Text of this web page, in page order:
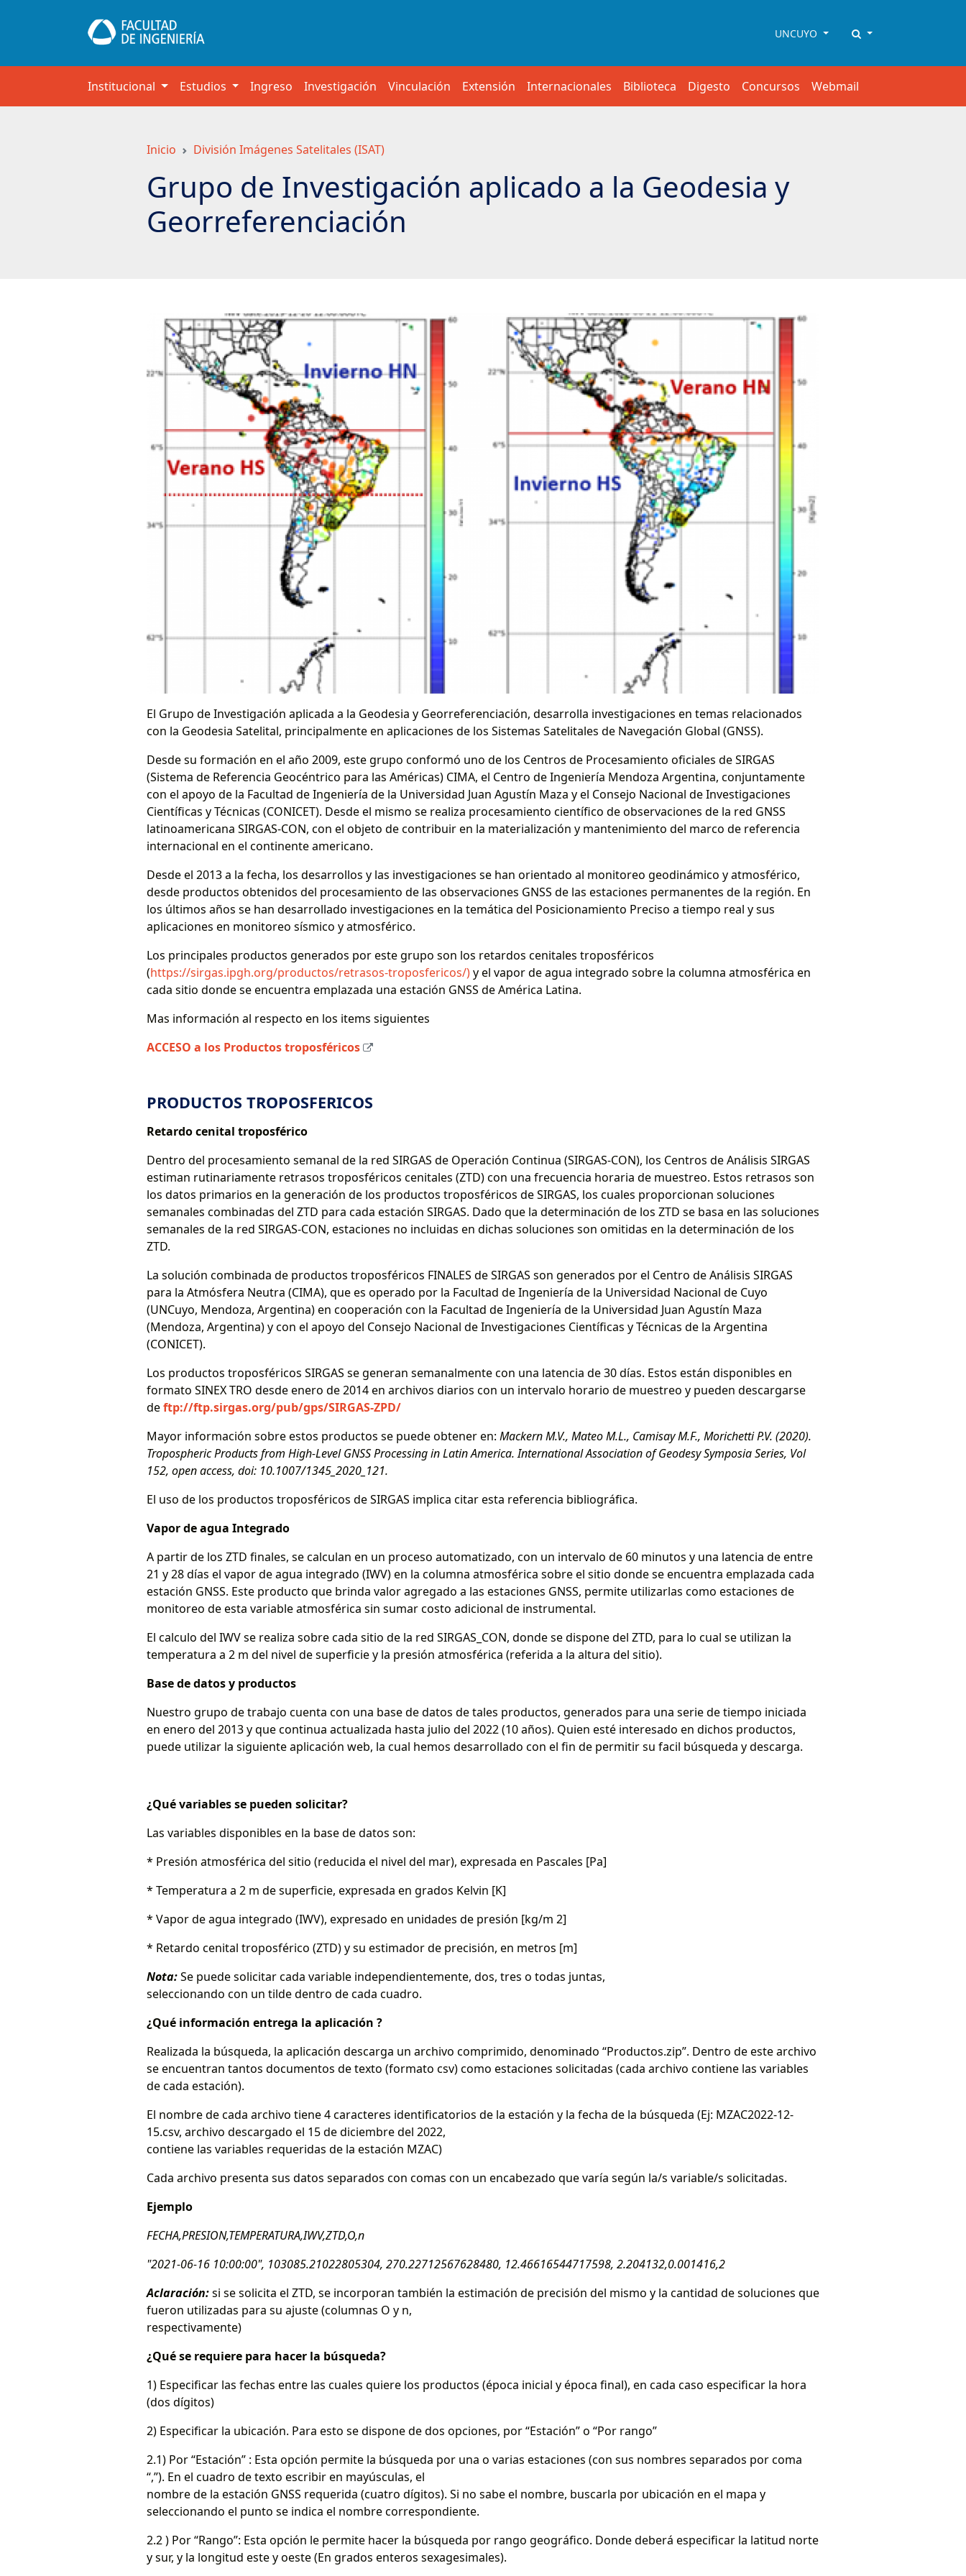
UNCUYO
Institucional Estudios Ingreso Investigación Vinculación Extensión Internacionales Biblioteca Digesto Concursos Webmail
Inicio División Imágenes Satelitales (ISAT)
Grupo de Investigación aplicado a la Geodesia y
Georreferenciación
El Grupo de Investigación aplicada a la Geodesia y Georreferenciación, desarrolla investigaciones en temas relacionados
con la Geodesia Satelital, principalmente en aplicaciones de los Sistemas Satelitales de Navegación Global (GNSS).
Desde su formación en el año 2009, este grupo conformó uno de los Centros de Procesamiento oficiales de SIRGAS
(Sistema de Referencia Geocéntrico para las Américas) CIMA, el Centro de Ingeniería Mendoza Argentina, conjuntamente
con el apoyo de la Facultad de Ingeniería de la Universidad Juan Agustín Maza y el Consejo Nacional de Investigaciones
Científicas y Técnicas (CONICET). Desde el mismo se realiza procesamiento científico de observaciones de la red GNSS
latinoamericana SIRGAS-CON, con el objeto de contribuir en la materialización y mantenimiento del marco de referencia
internacional en el continente americano.
Desde el 2013 a la fecha, los desarrollos y las investigaciones se han orientado al monitoreo geodinámico y atmosférico,
desde productos obtenidos del procesamiento de las observaciones GNSS de las estaciones permanentes de la región. En
los últimos años se han desarrollado investigaciones en la temática del Posicionamiento Preciso a tiempo real y sus
aplicaciones en monitoreo sísmico y atmosférico.
Los principales productos generados por este grupo son los retardos cenitales troposféricos
(https://sirgas.ipgh.org/productos/retrasos-troposfericos/)y el vapor de agua integrado sobre la columna atmosférica en
cada sitio donde se encuentra emplazada una estación GNSS de América Latina.
Mas información al respecto en los items siguientes
ACCESO a los Productos troposféricos
PRODUCTOS TROPOSFERICOS
Retardo cenital troposférico
Dentro del procesamiento semanal de la red SIRGAS de Operación Continua (SIRGAS-CON), los Centros de Análisis SIRGAS
estiman rutinariamente retrasos troposféricos cenitales (ZTD) con una frecuencia horaria de muestreo. Estos retrasos son
los datos primarios en la generación de los productos troposféricos de SIRGAS, los cuales proporcionan soluciones
semanales combinadas del ZTD para cada estación SIRGAS. Dado que la determinación de los ZTD se basa en las soluciones
semanales de la red SIRGAS-CON, estaciones no incluidas en dichas soluciones son omitidas en la determinación de los
ZTD.
La solución combinada de productos troposféricos FINALES de SIRGAS son generados por el Centro de Análisis SIRGAS
para la Atmósfera Neutra (CIMA), que es operado por la Facultad de Ingeniería de la Universidad Nacional de Cuyo
(UNCuyo, Mendoza, Argentina) en cooperación con la Facultad de Ingeniería de la Universidad Juan Agustín Maza
(Mendoza, Argentina) y con el apoyo del Consejo Nacional de Investigaciones Científicas y Técnicas de la Argentina
(CONICET).
Los productos troposféricos SIRGAS se generan semanalmente con una latencia de 30 días. Estos están disponibles en
formato SINEX TRO desde enero de 2014 en archivos diarios con un intervalo horario de muestreo y pueden descargarse
deftp://ftp.sirgas.org/pub/gps/SIRGAS-ZPD/
Mayor información sobre estos productos se puede obtener en: Mackern M.V., Mateo M.L., Camisay M.F., Morichetti P.V. (2020).
Tropospheric Products from High-Level GNSS Processing in Latin America. International Association of Geodesy Symposia Series, Vol
152, open access, doi: 10.1007/1345_2020_121.
El uso de los productos troposféricos de SIRGAS implica citar esta referencia bibliográfica.
Vapor de agua Integrado
A partir de los ZTD finales, se calculan en un proceso automatizado, con un intervalo de 60 minutos y una latencia de entre
21 y 28 días el vapor de agua integrado (IWV) en la columna atmosférica sobre el sitio donde se encuentra emplazada cada
estación GNSS. Este producto que brinda valor agregado a las estaciones GNSS, permite utilizarlas como estaciones de
monitoreo de esta variable atmosférica sin sumar costo adicional de instrumental.
El calculo del IWV se realiza sobre cada sitio de la red SIRGAS_CON, donde se dispone del ZTD, para lo cual se utilizan la
temperatura a 2 m del nivel de superficie y la presión atmosférica (referida a la altura del sitio).
Base de datos y productos
Nuestro grupo de trabajo cuenta con una base de datos de tales productos, generados para una serie de tiempo iniciada
en enero del 2013 y que continua actualizada hasta julio del 2022 (10 años). Quien esté interesado en dichos productos,
puede utilizar la siguiente aplicación web, la cual hemos desarrollado con el fin de permitir su facil búsqueda y descarga.
¿Qué variables se pueden solicitar?
Las variables disponibles en la base de datos son:
* Presión atmosférica del sitio (reducida el nivel del mar), expresada en Pascales [Pa]
* Temperatura a 2 m de superficie, expresada en grados Kelvin [K]
* Vapor de agua integrado (IWV), expresado en unidades de presión [kg/m 2]
* Retardo cenital troposférico (ZTD) y su estimador de precisión, en metros [m]
Nota:Se puede solicitar cada variable independientemente, dos, tres o todas juntas,
seleccionando con un tilde dentro de cada cuadro.
¿Qué información entrega la aplicación ?
Realizada la búsqueda, la aplicación descarga un archivo comprimido, denominado “Productos.zip”. Dentro de este archivo
se encuentran tantos documentos de texto (formato csv) como estaciones solicitadas (cada archivo contiene las variables
de cada estación).
El nombre de cada archivo tiene 4 caracteres identificatorios de la estación y la fecha de la búsqueda (Ej: MZAC2022-12-
15.csv, archivo descargado el 15 de diciembre del 2022,
contiene las variables requeridas de la estación MZAC)
Cada archivo presenta sus datos separados con comas con un encabezado que varía según la/s variable/s solicitadas.
Ejemplo
FECHA,PRESION,TEMPERATURA,IWV,ZTD,O,n
"2021-06-16 10:00:00", 103085.21022805304, 270.22712567628480, 12.46616544717598, 2.204132,0.001416,2
Aclaración:si se solicita el ZTD, se incorporan también la estimación de precisión del mismo y la cantidad de soluciones que
fueron utilizadas para su ajuste (columnas O y n,
respectivamente)
¿Qué se requiere para hacer la búsqueda?
1) Especificar las fechas entre las cuales quiere los productos (época inicial y época final), en cada caso especificar la hora
(dos dígitos)
2) Especificar la ubicación. Para esto se dispone de dos opciones, por “Estación” o “Por rango”
2.1) Por “Estación” : Esta opción permite la búsqueda por una o varias estaciones (con sus nombres separados por coma
“,”). En el cuadro de texto escribir en mayúsculas, el
nombre de la estación GNSS requerida (cuatro dígitos). Si no sabe el nombre, buscarla por ubicación en el mapa y
seleccionando el punto se indica el nombre correspondiente.
2.2 ) Por “Rango”: Esta opción le permite hacer la búsqueda por rango geográfico. Donde deberá especificar la latitud norte
y sur, y la longitud este y oeste (En grados enteros sexagesimales).